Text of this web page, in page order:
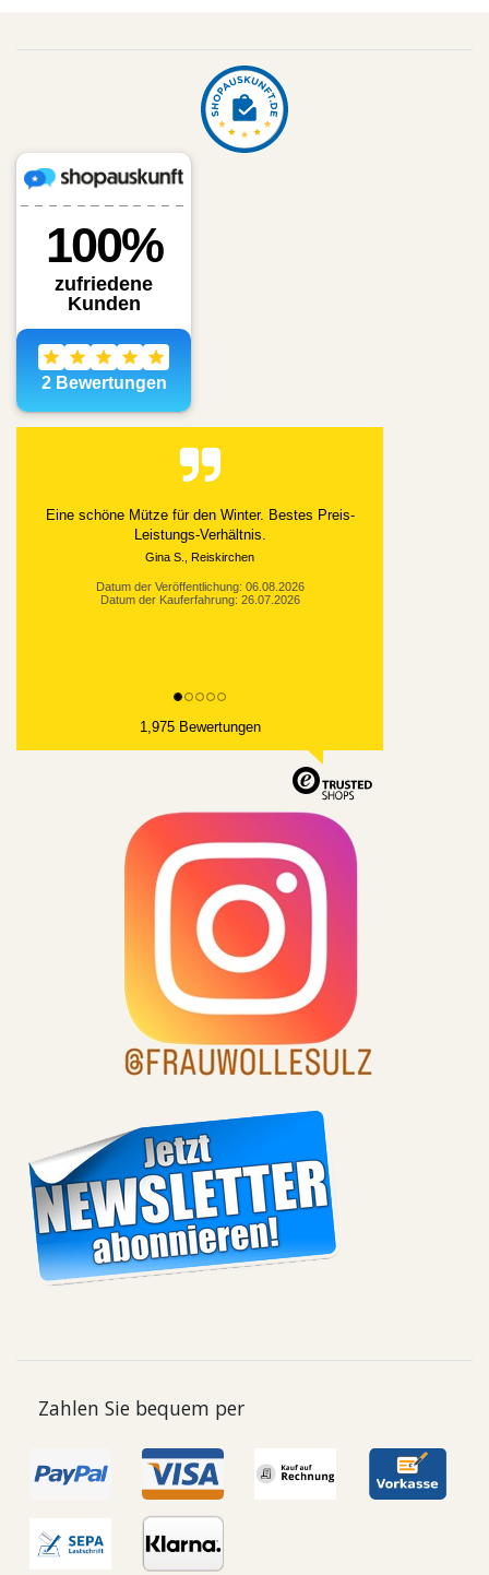
Eine schöne Mütze für den Winter. Bestes Preis-
Leistungs-Verhältnis.
Gina S., Reiskirchen
Datum der Veröffentlichung: 06.08.2026
Datum der Kauferfahrung: 26.07.2026
1,975 Bewertungen
Zahlen Sie bequem per